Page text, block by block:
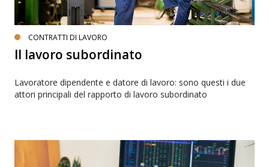
CONTRATTI DI LAVORO
Il lavoro subordinato
Lavoratore dipendente e datore di lavoro: sono questi i due
attori principali del rapporto di lavoro subordinato